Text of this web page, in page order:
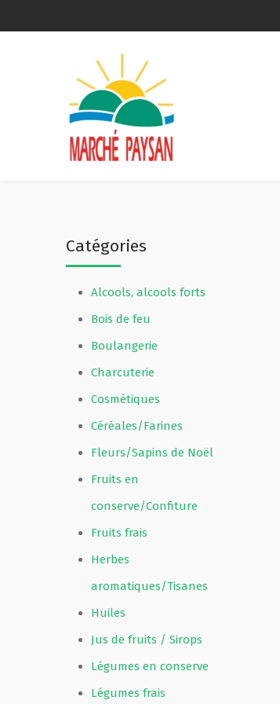
Catégories
Alcools, alcools forts
Bois de feu
Boulangerie
Charcuterie
Cosmétiques
Céréales/Farines
Fleurs/Sapins de Noël
Fruits en
conserve/Confiture
Fruits frais
Herbes
aromatiques/Tisanes
Huiles
Jus de fruits / Sirops
Légumes en conserve
Légumes frais
Qui sommes-nous ?
Devenir membre
Revue de presse
Guide de la vente directe
Fête Marché Paysan